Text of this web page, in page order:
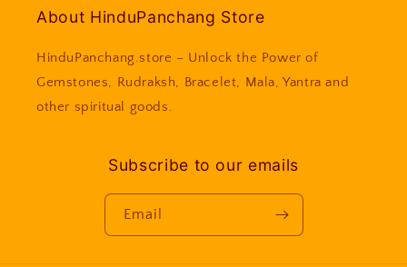
About HinduPanchang Store
HinduPanchang.store – Unlock the Power of
Gemstones, Rudraksh, Bracelet, Mala, Yantra and
other spiritual goods.
Subscribe to our emails
Email